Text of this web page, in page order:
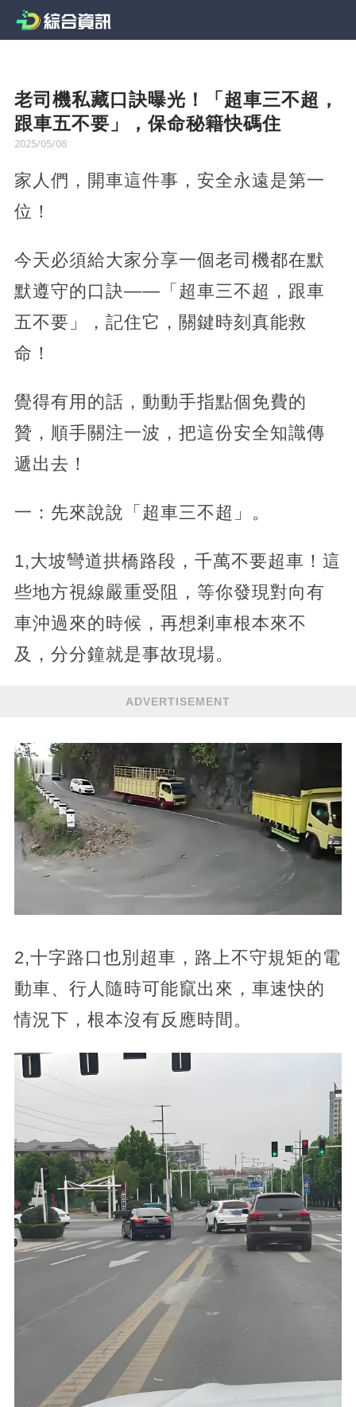
老司機私藏口訣曝光！「超車三不超，
跟車五不要」，保命秘籍快碼住
2025/05/08
家人們，開車這件事，安全永遠是第一
位！
今天必須給大家分享一個老司機都在默
默遵守的口訣——「超車三不超，跟車
五不要」，記住它，關鍵時刻真能救
命！
覺得有用的話，動動手指點個免費的
贊，順手關注一波，把這份安全知識傳
遞出去！
一：先來說說「超車三不超」。
1,大坡彎道拱橋路段，千萬不要超車！這
些地方視線嚴重受阻，等你發現對向有
車沖過來的時候，再想剎車根本來不
及，分分鐘就是事故現場。
ADVERTISEMENT
2,十字路口也別超車，路上不守規矩的電
動車、行人隨時可能竄出來，車速快的
情況下，根本沒有反應時間。